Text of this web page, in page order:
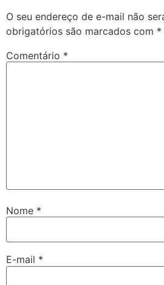
O seu endereço de e-mail não
obrigatórios são marcados com *
Comentário *
Nome *
E-mail *